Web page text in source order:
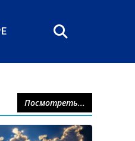
Посмотреть...